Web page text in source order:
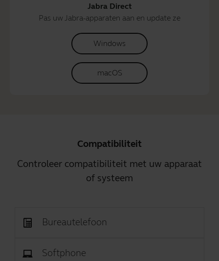
Jabra Direct
Pas uw Jabra-apparaten aan en update ze
Windows
macOS
Compatibiliteit
Controleer compatibiliteit met uw apparaat
of systeem
Bureautelefoon
Softphone